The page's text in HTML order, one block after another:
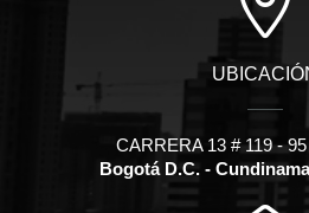
CARRERA 13 # 119 -
Bogotá D.C. -